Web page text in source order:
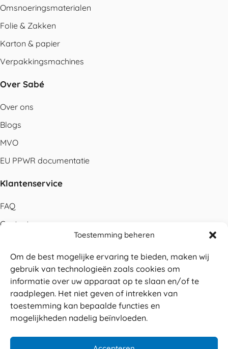
Toestemming beheren
Om de best mogelijke ervaring te bieden, maken wij
gebruik van technologieën zoals cookies om
informatie over uw apparaat op te slaan en/of te
raadplegen. Het niet geven of intrekken van
toestemming kan bepaalde functies en
mogelijkheden nadelig beïnvloeden.
Omsnoeringsmaterialen
Folie & Zakken
Karton & papier
Verpakkingsmachines
Over Sabé
Over ons
Blogs
MVO
EU PPWR documentatie
Klantenservice
FAQ
Contact
Betalen
Levering
Retouren
Service en garantie